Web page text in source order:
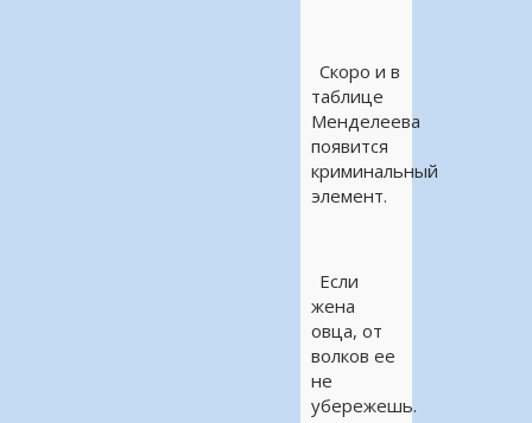
Скоро и в
таблице
Менделеева
появится
криминальный
элемент.
Если
жена
овца, от
волков ее
не
убережешь.